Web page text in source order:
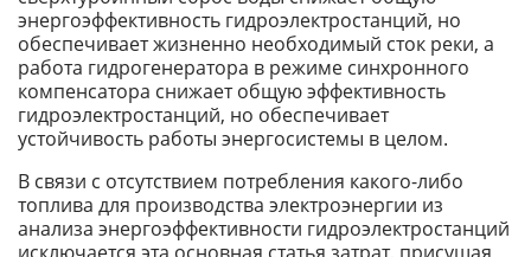
энергоэффективность гидроэлектростанций, но
обеспечивает жизненно необходимый сток реки, а
работа гидрогенератора в режиме синхронного
компенсатора снижает общую эффективность
гидроэлектростанций, но обеспечивает
устойчивость работы энергосистемы в целом.
В связи с отсутствием потребления какого-либо
топлива для производства электроэнергии из
анализа энергоэффективности гидроэлектростанций